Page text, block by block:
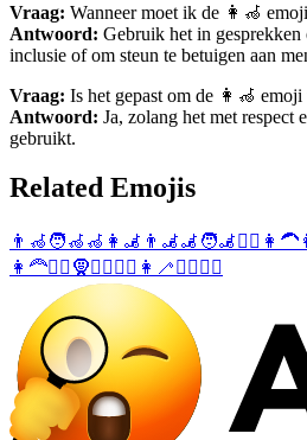
Vraag: Wanneer moet ik de 👩‍🦽
Antwoord: Gebruik het in
inclusie of om steun te betuigen aan
Vraag: Is het gepast om de 👩‍🦽 emoji
Antwoord: Ja, zolang het met respect
gebruikt.
Related Emojis
👨‍🦽 🧑‍🦽 🦽 👩‍🦼 👨‍🦼🦼 🧑‍🦼 🤸‍♀️ 👩‍🦱
👩‍🦰👱‍♀️ 🧕🏋️‍♀️ 🧘‍♀️ 👩‍🦯 🧖‍♀️ 🤽‍♀️